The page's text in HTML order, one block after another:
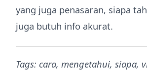
yang juga penasaran, siapa
juga butuh info akurat.
Tags: cara, mengetahui, siapa,